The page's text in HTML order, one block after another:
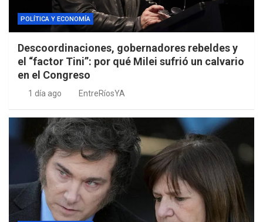
POLÍTICA Y ECONOMÍA
Descoordinaciones, gobernadores rebeldes y
el “factor Tini”: por qué Milei sufrió un calvario
en el Congreso
1 día ago EntreRíosYA